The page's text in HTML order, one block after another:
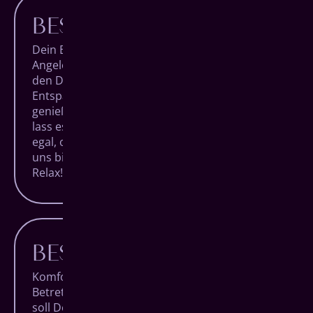
BESTER KOMFORT
Dein Besuch bei uns soll keine lästige
Angelegenheit sein, sondern ein Termin, auf
den Du Dich trotz Alltagsstress freuen kannst.
Entspanne Dich in unseren Räumlichkeiten,
genieße den Blick über die Siegener City und
lass es Dir bei einem Getränk gut gehen. Ganz
egal, ob Du nur zur Routineuntersuchung bei
uns bist oder ein besonderer Eingriff ansteht:
Relax!
BESTE LAGE
Komfort beginnt bei uns schon vor dem
Betreten unserer Praxis. Denn Dein Besuch
soll Deinen Alltag so wenig wir möglich